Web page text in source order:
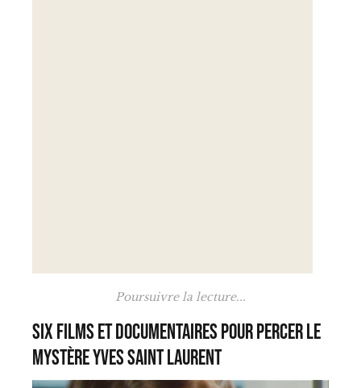
Poursuivre la lecture...
Six films et documentaires pour percer le
mystère Yves Saint Laurent